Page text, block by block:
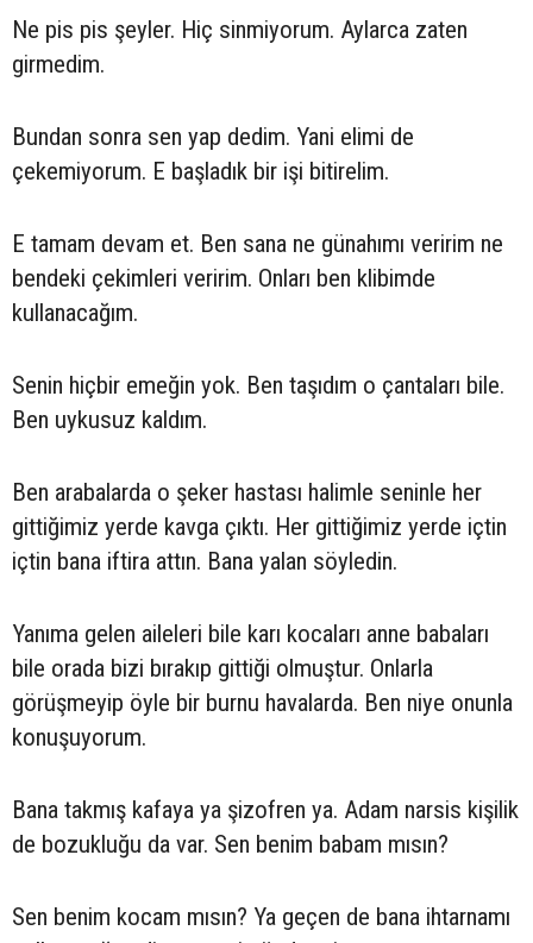
Ne pis pis şeyler. Hiç sinmiyorum. Aylarca zaten
girmedim.
Bundan sonra sen yap dedim. Yani elimi de
çekemiyorum. E başladık bir işi bitirelim.
E tamam devam et. Ben sana ne günahımı veririm ne
bendeki çekimleri veririm. Onları ben klibimde
kullanacağım.
Senin hiçbir emeğin yok. Ben taşıdım o çantaları bile.
Ben uykusuz kaldım.
Ben arabalarda o şeker hastası halimle seninle her
gittiğimiz yerde kavga çıktı. Her gittiğimiz yerde içtin
içtin bana iftira attın. Bana yalan söyledin.
Yanıma gelen aileleri bile karı kocaları anne babaları
bile orada bizi bırakıp gittiği olmuştur. Onlarla
görüşmeyip öyle bir burnu havalarda. Ben niye onunla
konuşuyorum.
Bana takmış kafaya ya şizofren ya. Adam narsis kişilik
de bozukluğu da var. Sen benim babam mısın?
Sen benim kocam mısın? Ya geçen de bana ihtarnamı